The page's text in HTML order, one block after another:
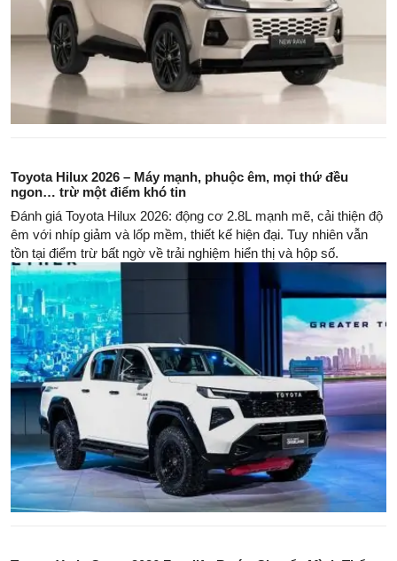
Toyota Hilux 2026 – Máy mạnh, phuộc êm, mọi thứ đều
ngon… trừ một điểm khó tin
Đánh giá Toyota Hilux 2026: động cơ 2.8L mạnh mẽ, cải thiện độ
êm với nhíp giảm và lốp mềm, thiết kế hiện đại. Tuy nhiên vẫn
tồn tại điểm trừ bất ngờ về trải nghiệm hiển thị và hộp số.